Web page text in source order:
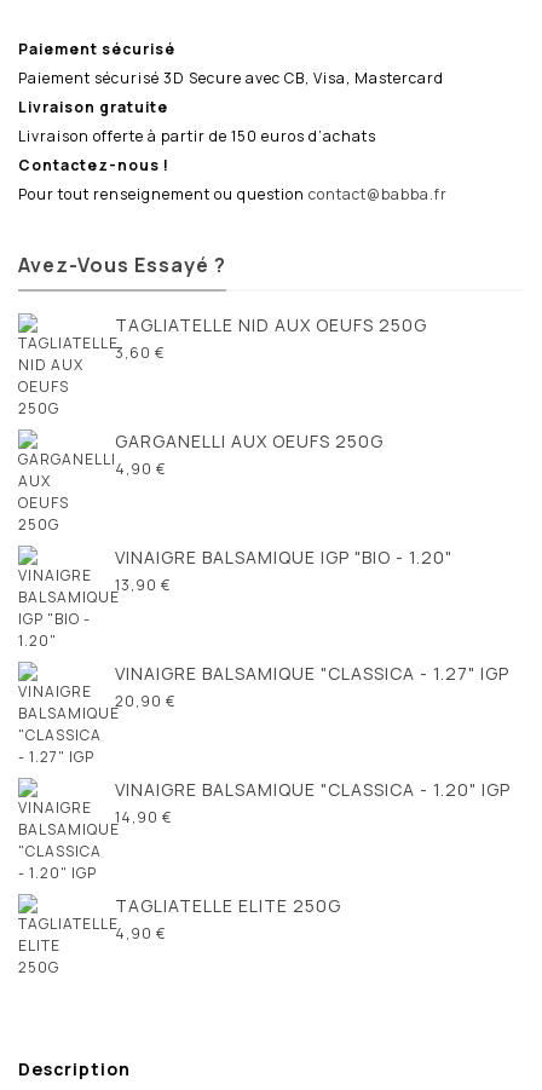
Paiement sécurisé
Paiement sécurisé 3D Secure avec CB, Visa, Mastercard
Livraison gratuite
Livraison offerte à partir de 150 euros d’achats
Contactez-nous !
Pour tout renseignement ou question contact@babba.fr
Avez-Vous Essayé ?
TAGLIATELLE NID AUX OEUFS 250G
3,60 €
GARGANELLI AUX OEUFS 250G
4,90 €
VINAIGRE BALSAMIQUE IGP "BIO - 1.20"
13,90 €
VINAIGRE BALSAMIQUE "CLASSICA - 1.27" IGP
20,90 €
VINAIGRE BALSAMIQUE "CLASSICA - 1.20" IGP
14,90 €
TAGLIATELLE ELITE 250G
4,90 €
Description